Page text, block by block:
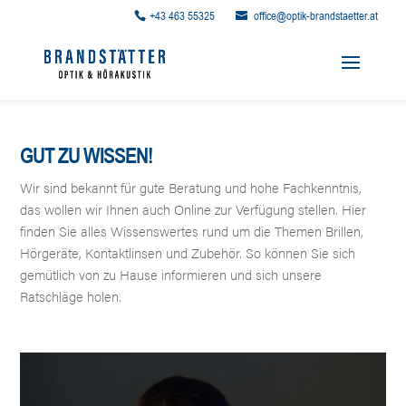
+43 463 55325 office@optik-brandstaetter.at
GUT ZU WISSEN!
Wir sind bekannt für gute Beratung und hohe Fachkenntnis,
das wollen wir Ihnen auch Online zur Verfügung stellen. Hier
finden Sie alles Wissenswertes rund um die Themen Brillen,
Hörgeräte, Kontaktlinsen und Zubehör. So können Sie sich
gemütlich von zu Hause informieren und sich unsere
Ratschläge holen.